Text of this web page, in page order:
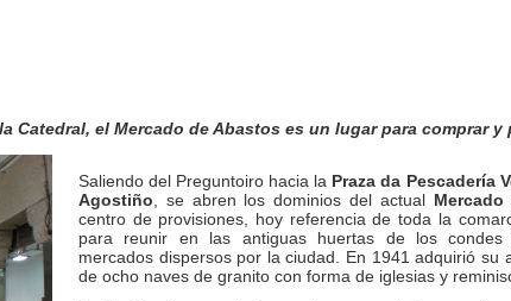
el Mercado de Abastos es un lugar para comprar y
Saliendo del Preguntoiro hacia la Praza da Pescadería
Agostiño , se abren los dominios del actual
centro de provisiones, hoy referencia de toda la
para reunir en las antiguas huertas de los
mercados dispersos por la ciudad. En 1941 adquirió su
de ocho naves de granito con forma de iglesias y